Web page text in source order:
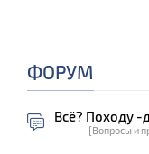
ФОРУМ
Всё? Походу -
[Вопросы и